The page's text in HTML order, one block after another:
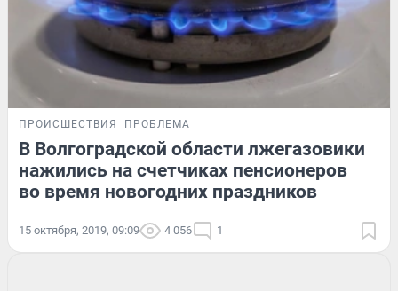
ПРОИСШЕСТВИЯ ПРОБЛЕМА
В Волгоградской области лжегазовики
нажились на счетчиках пенсионеров
во время новогодних праздников
15 октября, 2019, 09:09 4 056 1